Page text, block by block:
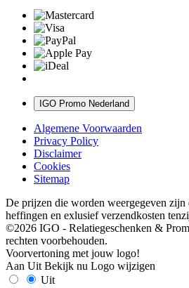
IGO Promo Nederland
Algemene Voorwaarden
Privacy Policy
Disclaimer
Cookies
Sitemap
De prijzen die worden weergegeven
heffingen en exlusief verzendkosten
©2026 IGO - Relatiegeschenken &
rechten voorbehouden.
Voorvertoning met jouw logo!
Aan Uit Bekijk nu Logo wijzigen
Uit